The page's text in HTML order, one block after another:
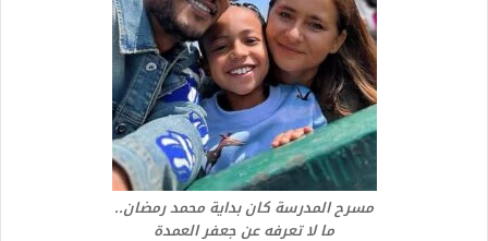
مسرح المدرسة كان بداية محمد رمضان..
ما لا تعرفه عن جعفر العمدة